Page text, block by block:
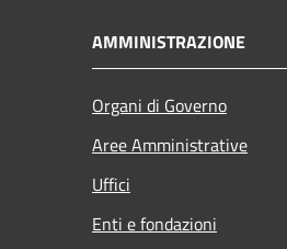
AMMINISTRAZIONE
Organi di Governo
Aree Amministrative
Uffici
Enti e fondazioni